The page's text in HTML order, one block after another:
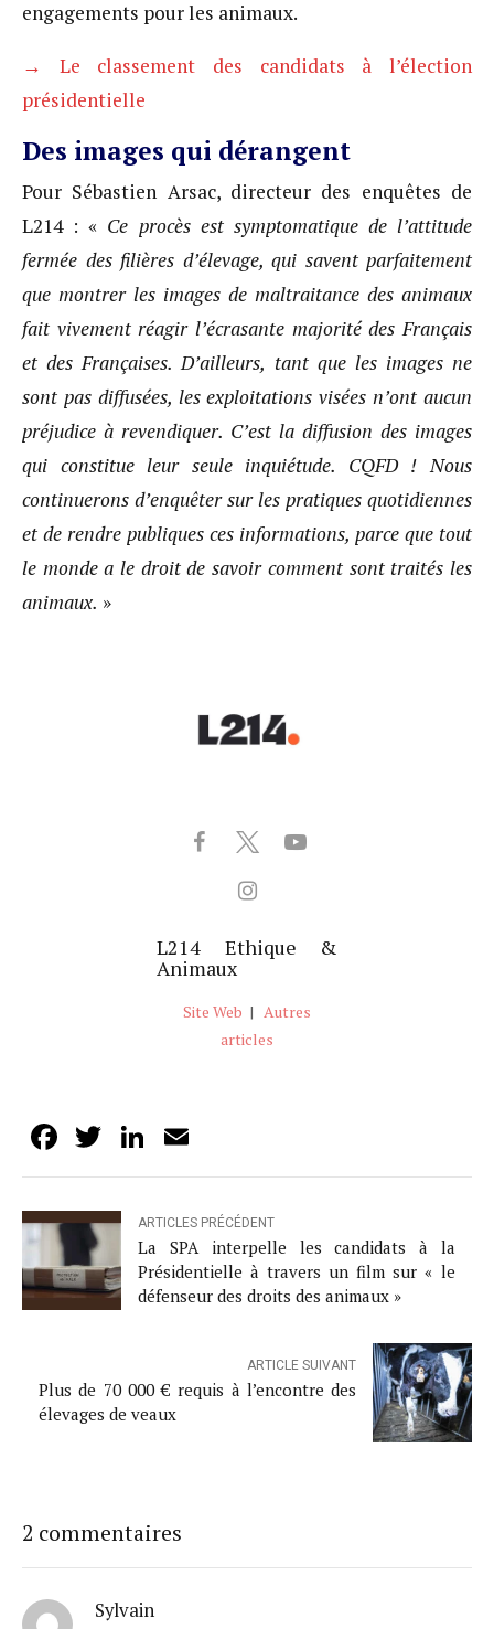
engagements pour les animaux.
→ Le classement des candidats à l’élection
présidentielle
Des images qui dérangent
Pour Sébastien Arsac, directeur des enquêtes de
L214 : « Ce procès est symptomatique de l’attitude
fermée des filières d’élevage, qui savent parfaitement
que montrer les images de maltraitance des animaux
fait vivement réagir l’écrasante majorité des Français
et des Françaises. D’ailleurs, tant que les images ne
sont pas diffusées, les exploitations visées n’ont aucun
préjudice à revendiquer. C’est la diffusion des images
qui constitue leur seule inquiétude. CQFD ! Nous
continuerons d’enquêter sur les pratiques quotidiennes
et de rendre publiques ces informations, parce que tout
le monde a le droit de savoir comment sont traités les
animaux. »
L214 Ethique &
Animaux
Site Web | Autres
articles
Facebook
TwitterLinkedIn
ARTICLES PRÉCÉDENT
La SPA interpelle les candidats à la
Présidentielle à travers un film sur « le
défenseur des droits des animaux »
ARTICLE SUIVANT
Plus de 70 000 € requis à l’encontre des
élevages de veaux
2 commentaires
Sylvain